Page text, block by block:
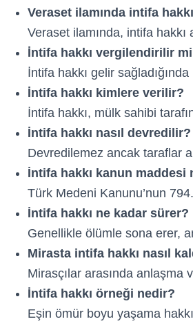
Veraset ilamında intifa
Veraset ilamında, intifa hakkı
İntifa hakkı vergilendirilir
İntifa hakkı gelir
İntifa hakkı kimlere verilir?
İntifa hakkı, mülk sahibi
İntifa hakkı nasıl devredilir?
Devredilemez ancak taraflar
İntifa hakkı kanun maddesi
Türk Medeni Kanunu’nun
İntifa hakkı ne kadar sürer?
Genellikle ölümle sona erer,
Mirasta intifa hakkı nasıl
Mirasçılar arasında anlaşma
İntifa hakkı örneği nedir?
Eşin ömür boyu yaşama